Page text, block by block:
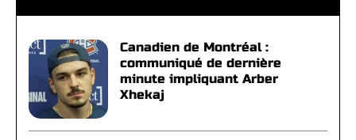
Canadien de Montréal :
communiqué de dernière
minute impliquant Arber
Xhekaj